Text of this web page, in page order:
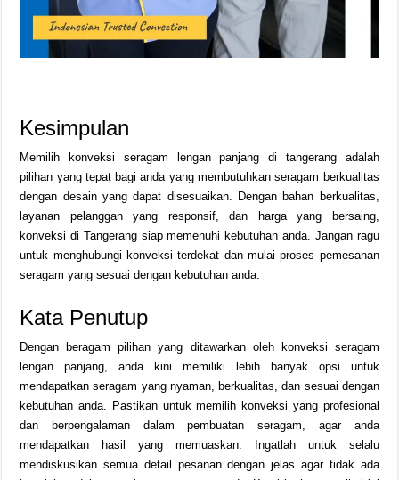
Kesimpulan
Memilih konveksi seragam lengan panjang di tangerang adalah
pilihan yang tepat bagi anda yang membutuhkan seragam berkualitas
dengan desain yang dapat disesuaikan. Dengan bahan berkualitas,
layanan pelanggan yang responsif, dan harga yang bersaing,
konveksi di Tangerang siap memenuhi kebutuhan anda. Jangan ragu
untuk menghubungi konveksi terdekat dan mulai proses pemesanan
seragam yang sesuai dengan kebutuhan anda.
Kata Penutup
Dengan beragam pilihan yang ditawarkan oleh konveksi seragam
lengan panjang, anda kini memiliki lebih banyak opsi untuk
mendapatkan seragam yang nyaman, berkualitas, dan sesuai dengan
kebutuhan anda. Pastikan untuk memilih konveksi yang profesional
dan berpengalaman dalam pembuatan seragam, agar anda
mendapatkan hasil yang memuaskan. Ingatlah untuk selalu
mendiskusikan semua detail pesanan dengan jelas agar tidak ada